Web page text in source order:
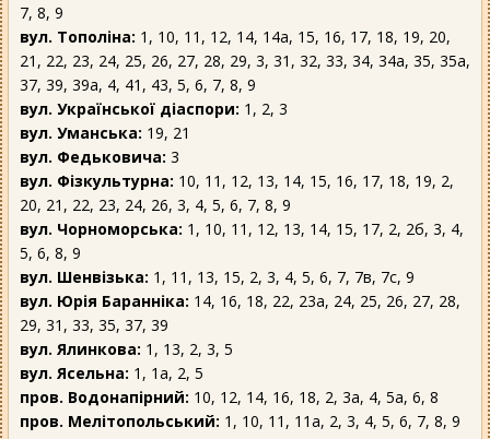
7, 8, 9
вул. Тополіна: 1, 10, 11, 12, 14, 14а, 15, 16, 17, 18, 19, 20,
21, 22, 23, 24, 25, 26, 27, 28, 29, 3, 31, 32, 33, 34, 34а, 35, 35а,
37, 39, 39а, 4, 41, 43, 5, 6, 7, 8, 9
вул. Української діаспори: 1, 2, 3
вул. Уманська: 19, 21
вул. Федьковича: 3
вул. Фізкультурна: 10, 11, 12, 13, 14, 15, 16, 17, 18, 19, 2,
20, 21, 22, 23, 24, 26, 3, 4, 5, 6, 7, 8, 9
вул. Чорноморська: 1, 10, 11, 12, 13, 14, 15, 17, 2, 2б, 3, 4,
5, 6, 8, 9
вул. Шенвізька: 1, 11, 13, 15, 2, 3, 4, 5, 6, 7, 7в, 7с, 9
вул. Юрія Баранніка: 14, 16, 18, 22, 23а, 24, 25, 26, 27, 28,
29, 31, 33, 35, 37, 39
вул. Ялинкова: 1, 13, 2, 3, 5
вул. Ясельна: 1, 1а, 2, 5
пров. Водонапірний: 10, 12, 14, 16, 18, 2, 3а, 4, 5а, 6, 8
пров. Мелітопольський: 1, 10, 11, 11а, 2, 3, 4, 5, 6, 7, 8, 9